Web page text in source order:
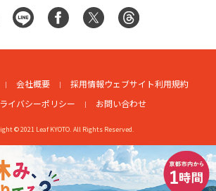
会社概要 採用情報ウェブサイト利用規約
イバシーポリシー
お問い合わせ
© 2021 Leaf KYOTO. All Rights Reserved.